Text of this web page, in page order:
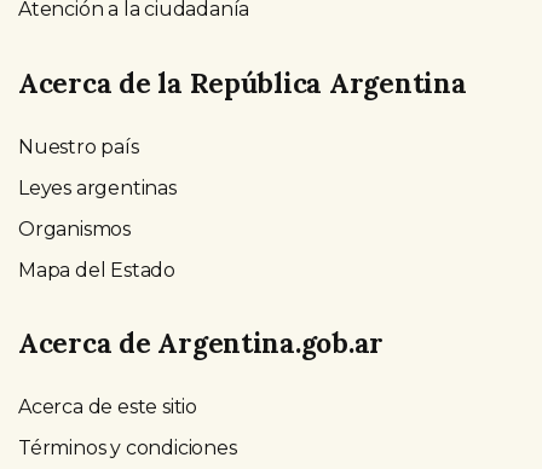
Atención a la ciudadanía
Acerca de la República Argentina
Nuestro país
Leyes argentinas
Organismos
Mapa del Estado
Acerca de Argentina.gob.ar
Acerca de este sitio
Términos y condiciones